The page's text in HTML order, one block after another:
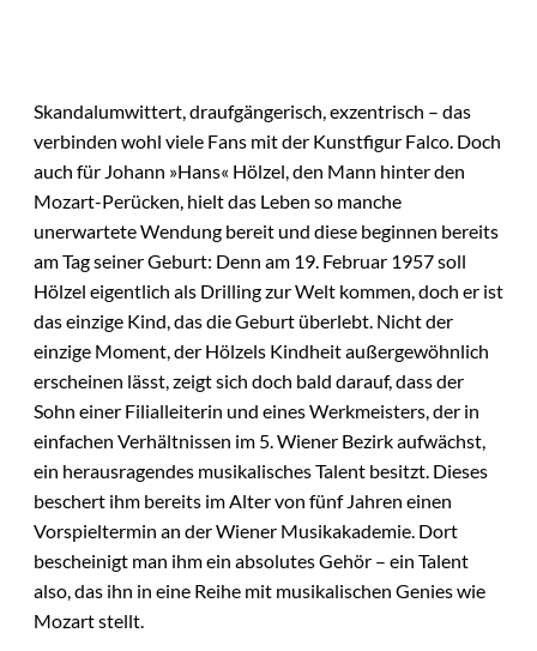
Skandalumwittert, draufgängerisch, exzentrisch – das
verbinden wohl viele Fans mit der Kunstfigur Falco. Doch
auch für Johann »Hans« Hölzel, den Mann hinter den
Mozart-Perücken, hielt das Leben so manche
unerwartete Wendung bereit und diese beginnen bereits
am Tag seiner Geburt: Denn am 19. Februar 1957 soll
Hölzel eigentlich als Drilling zur Welt kommen, doch er ist
das einzige Kind, das die Geburt überlebt. Nicht der
einzige Moment, der Hölzels Kindheit außergewöhnlich
erscheinen lässt, zeigt sich doch bald darauf, dass der
Sohn einer Filialleiterin und eines Werkmeisters, der in
einfachen Verhältnissen im 5. Wiener Bezirk aufwächst,
ein herausragendes musikalisches Talent besitzt. Dieses
beschert ihm bereits im Alter von fünf Jahren einen
Vorspieltermin an der Wiener Musikakademie. Dort
bescheinigt man ihm ein absolutes Gehör – ein Talent
also, das ihn in eine Reihe mit musikalischen Genies wie
Mozart stellt.